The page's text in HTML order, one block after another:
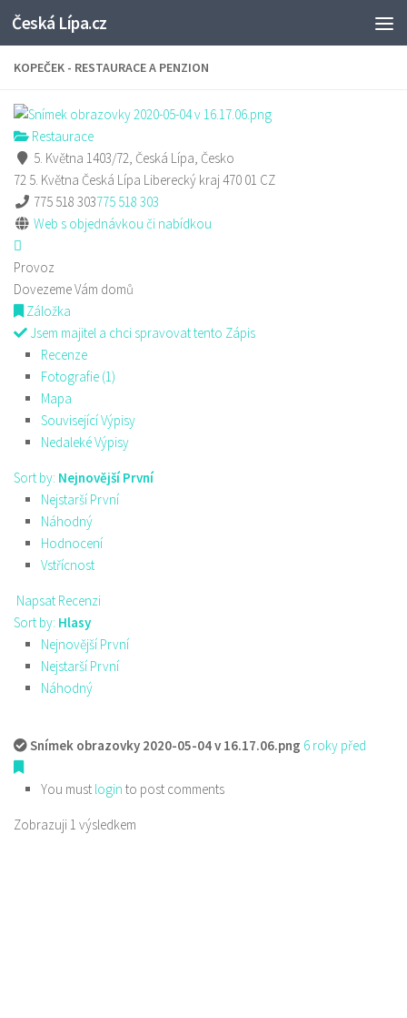
Skip to content
Česká Lípa.cz
KOPEČEK - RESTAURACE A PENZION
Restaurace
5. Května 1403/72, Česká Lípa, Česko
72 5. Května Česká Lípa Liberecký kraj470 01 CZ
775 518 303775 518 303
Web s objednávkou či nabídkou
Provoz
Dovezeme Vám domů
Záložka
Jsem majitel a chci spravovat tento Zápis
Recenze
Fotografie (1)
Mapa
Související Výpisy
Nedaleké Výpisy
Sort by: Nejnovější První
Nejstarší První
Náhodný
Hodnocení
Vstřícnost
Napsat Recenzi
Sort by: Hlasy
Nejnovější První
Nejstarší První
Náhodný
Snímek obrazovky 2020-05-04 v 16.17.06.png 6 roky před
You must login to post comments
Zobrazuji 1 výsledkem